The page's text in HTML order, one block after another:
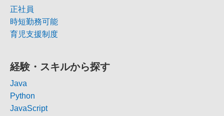
正社員
時短勤務可能
育児支援制度
経験・スキルから探す
Java
Python
JavaScript